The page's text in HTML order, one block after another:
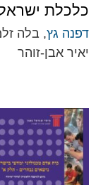
כלכלת
דפנה גץ, בלה
יאיר אבן-זוהר